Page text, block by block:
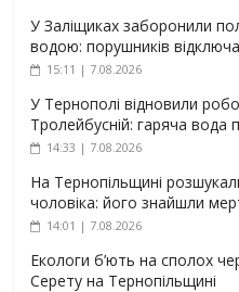
У Заліщиках заборонили
водою: порушників
15:11 | 7.08.2026
У Тернополі відновили
Тролейбусній: гаряча вода
14:33 | 7.08.2026
На Тернопільщині
чоловіка: його знайшли
14:01 | 7.08.2026
Екологи б’ють на сполох
Серету на Тернопільщині